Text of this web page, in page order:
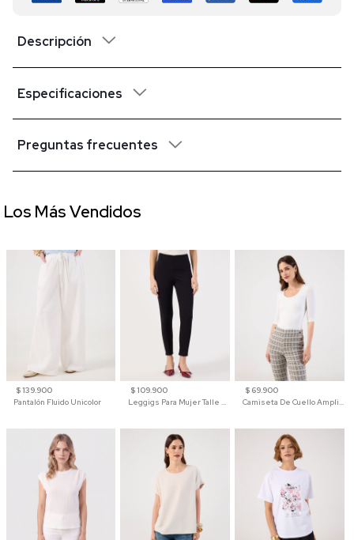
Descripción
Especificaciones
Preguntas frecuentes
$ 139.900
Pantalón Fluido Unicolor
$ 109.900
Leggigs Para Mujer Talle Alto Liso
$ 69.900
Camiseta De Cuello Amplio Y Manga 3/4 Para Mujer
Los Más Vendidos